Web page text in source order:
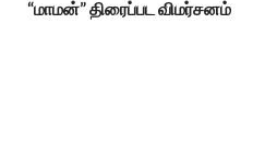
“மாமன்” திரைப்பட விமர்சனம்